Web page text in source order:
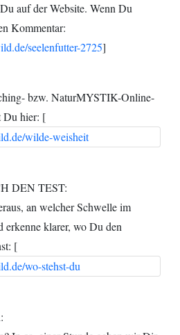
auf der Website. Wenn Du
Kommentar:
seelenfutter-2725]
bzw. NaturMYSTIK-Online-
Du hier: [
wilde-weisheit
DEN TEST:
an welcher Schwelle im
erkenne klarer, wo Du den
[
wo-stehst-du